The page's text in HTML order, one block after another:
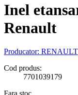
Inel
Renault
Producator: RENAULT
Cod produs:
7701039179